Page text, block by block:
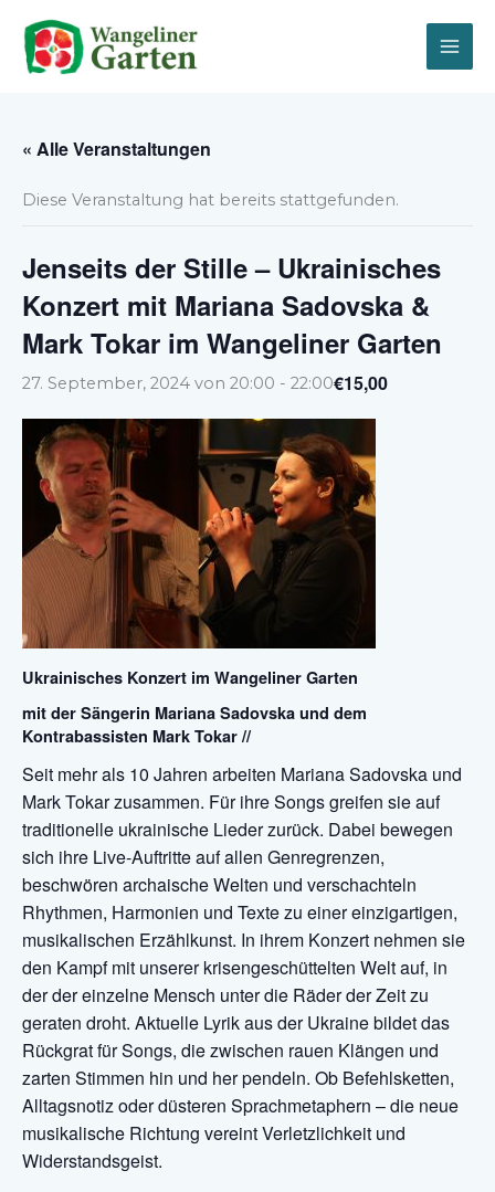
Inhalt
springen
« Alle Veranstaltungen
Diese Veranstaltung hat bereits stattgefunden.
Jenseits der Stille – Ukrainisches
Konzert mit Mariana Sadovska &
Mark Tokar im Wangeliner Garten
27. September, 2024 von 20:00 - 22:00€15,00
Ukrainisches Konzert im Wangeliner Garten
mit der Sängerin Mariana Sadovska und dem
Kontrabassisten Mark Tokar //
Seit mehr als 10 Jahren arbeiten Mariana Sadovska und
Mark Tokar zusammen. Für ihre Songs greifen sie auf
traditionelle ukrainische Lieder zurück. Dabei bewegen
sich ihre Live-Auftritte auf allen Genregrenzen,
beschwören archaische Welten und verschachteln
Rhythmen, Harmonien und Texte zu einer einzigartigen,
musikalischen Erzählkunst. In ihrem Konzert nehmen sie
den Kampf mit unserer krisengeschüttelten Welt auf, in
der der einzelne Mensch unter die Räder der Zeit zu
geraten droht. Aktuelle Lyrik aus der Ukraine bildet das
Rückgrat für Songs, die zwischen rauen Klängen und
zarten Stimmen hin und her pendeln. Ob Befehlsketten,
Alltagsnotiz oder düsteren Sprachmetaphern – die neue
musikalische Richtung vereint Verletzlichkeit und
Widerstandsgeist.